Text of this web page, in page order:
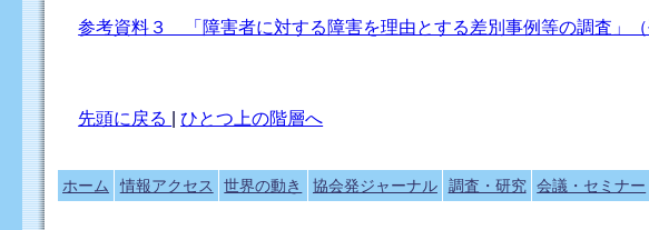
参考資料３ 「障害者に対する障害を理由とする差別事例等の調査」（
先頭に戻る |ひとつ上の階層へ
ホーム 情報アクセス 世界の動き 協会発ジャーナル 調査・研究 会議・セミナー